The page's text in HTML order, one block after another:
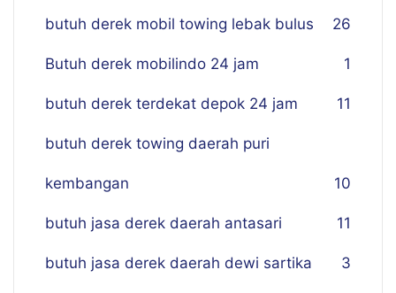
butuh derek mobil towing lebak bulus 26
Butuh derek mobilindo 24 jam 1
butuh derek terdekat depok 24 jam 11
butuh derek towing daerah puri
kembangan 10
butuh jasa derek daerah antasari 11
butuh jasa derek daerah dewi sartika 3